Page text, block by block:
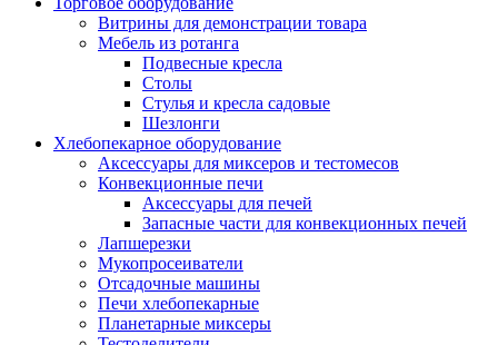
Витрины для демонстрации товара
Мебель из ротанга
Подвесные кресла
Столы
Стулья и кресла садовые
Шезлонги
Хлебопекарное оборудование
Аксессуары для миксеров и тестомесов
Конвекционные печи
Аксессуары для печей
Запасные части для конвекционных печей
Лапшерезки
Мукопросеиватели
Отсадочные машины
Печи хлебопекарные
Планетарные миксеры